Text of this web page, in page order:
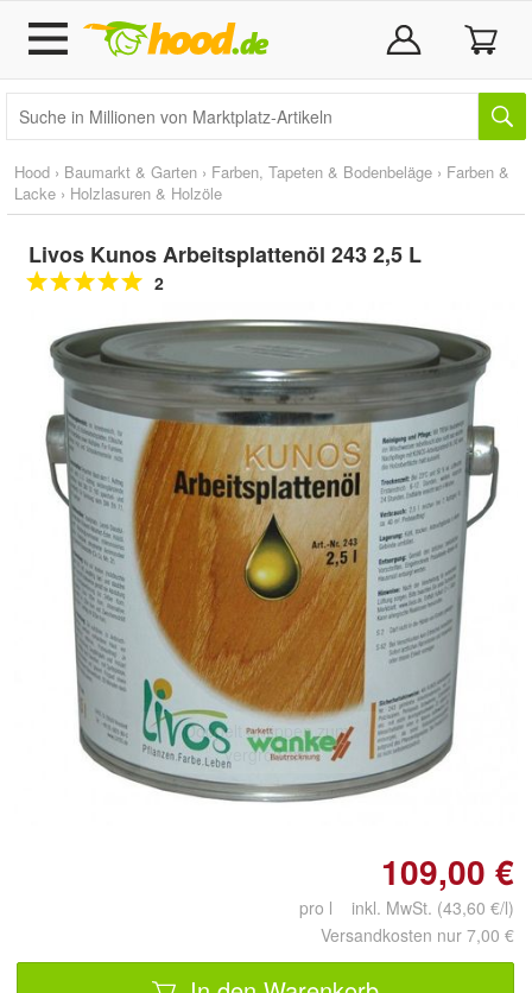
Hood › Baumarkt & Garten › Farben, Tapeten & Bodenbeläge › Farben &
Lacke › Holzlasuren & Holzöle
Livos Kunos Arbeitsplattenöl 243 2,5 L
2
Doppelt antippen zum
vergrößern
109,00 €
pro l inkl. MwSt. (43,60 €/l)
Versandkosten nur 7,00 €